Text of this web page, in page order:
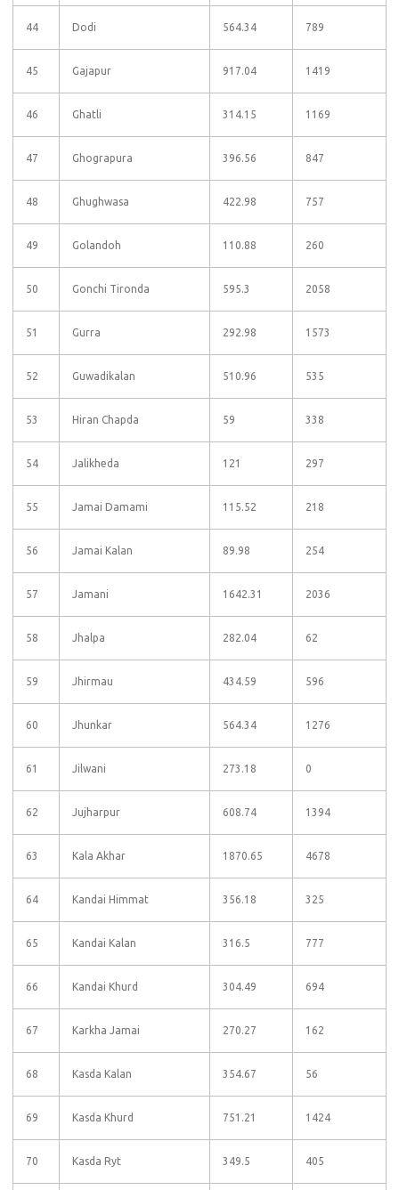
44 Dodi 564.34 789
45 Gajapur 917.04 1419
46 Ghatli 314.15 1169
47 Ghograpura 396.56 847
48 Ghughwasa 422.98 757
49 Golandoh 110.88 260
50 Gonchi Tironda 595.3 2058
51 Gurra 292.98 1573
52 Guwadikalan 510.96 535
53 Hiran Chapda 59 338
54 Jalikheda 121 297
55 Jamai Damami 115.52 218
56 Jamai Kalan 89.98 254
57 Jamani 1642.31 2036
58 Jhalpa 282.04 62
59 Jhirmau 434.59 596
60 Jhunkar 564.34 1276
61 Jilwani 273.18 0
62 Jujharpur 608.74 1394
63 Kala Akhar 1870.65 4678
64 Kandai Himmat 356.18 325
65 Kandai Kalan 316.5 777
66 Kandai Khurd 304.49 694
67 Karkha Jamai 270.27 162
68 Kasda Kalan 354.67 56
69 Kasda Khurd 751.21 1424
70 Kasda Ryt 349.5 405